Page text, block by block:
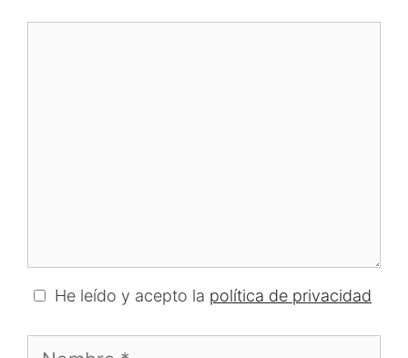
He leído y acepto la política de privacidad
Nombre